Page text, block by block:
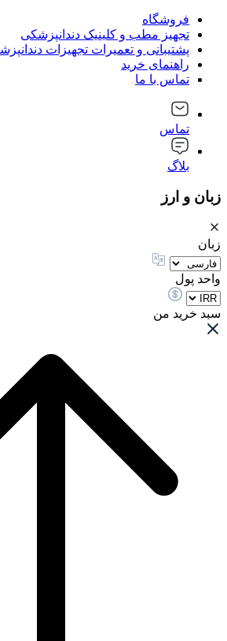
فروشگاه
تجهیز مطب و کلینیک دندانپزشکی
پشتیبانی و تعمیرات تجهیزات
راهنمای خرید
تماس با ما
تماس
بلاگ
زبان و ارز
زبان
واحد پول
سبد خرید من